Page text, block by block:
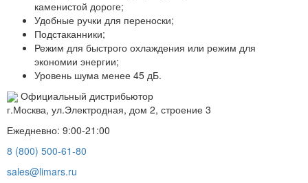
каменистой дороге;
Удобные ручки для переноски;
Подстаканники;
Режим для быстрого охлаждения или режим для
экономии энергии;
Уровень шума менее 45 дБ.
Официальный дистрибьютор
г.Москва, ул.Электродная, дом 2, строение 3
Ежедневно: 9:00-21:00
8 (800) 500-61-80
sales@limars.ru